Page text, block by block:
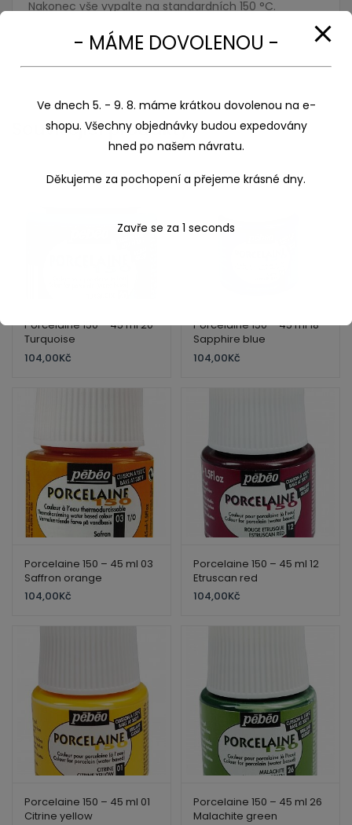
Nakonec vše vypalte na standardních 150 °C.
Související produkty
Porcelaine 150 – 45 ml 20
Turquoise
104,00Kč
Porcelaine 150 – 45 ml 18
Sapphire blue
104,00Kč
Porcelaine 150 – 45 ml 03
Saffron orange
104,00Kč
Porcelaine 150 – 45 ml 12
Etruscan red
104,00Kč
Porcelaine 150 – 45 ml 01
Citrine yellow
Porcelaine 150 – 45 ml 26
Malachite green
- MÁME DOVOLENOU -
Ve dnech 5. - 9. 8. máme krátkou dovolenou na e-
shopu. Všechny objednávky budou expedovány
hned po našem návratu.
Děkujeme za pochopení a přejeme krásné dny.
Zavře se za 1 seconds